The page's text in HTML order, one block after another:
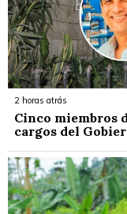
2 horas atrás
Cinco miembros
cargos del